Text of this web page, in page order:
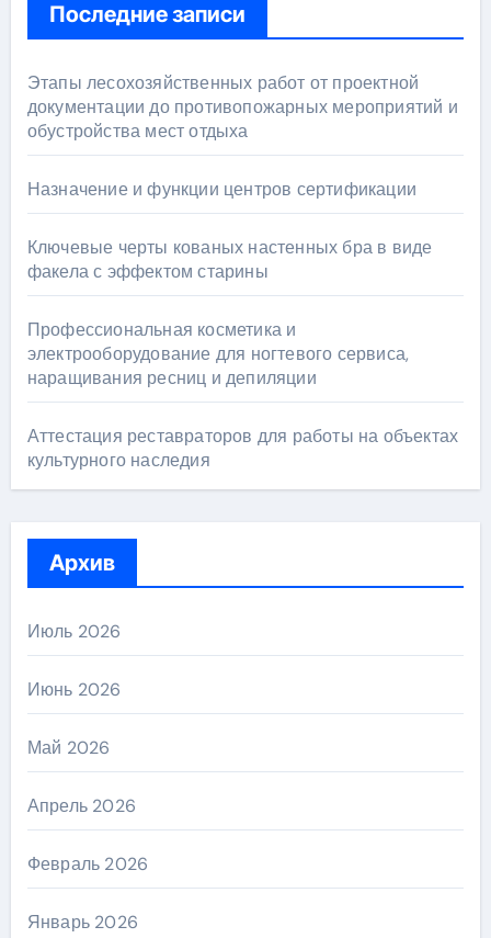
Последние записи
Этапы лесохозяйственных работ от проектной
документации до противопожарных мероприятий и
обустройства мест отдыха
Назначение и функции центров сертификации
Ключевые черты кованых настенных бра в виде
факела с эффектом старины
Профессиональная косметика и
электрооборудование для ногтевого сервиса,
наращивания ресниц и депиляции
Аттестация реставраторов для работы на объектах
культурного наследия
Архив
Июль 2026
Июнь 2026
Май 2026
Апрель 2026
Февраль 2026
Январь 2026